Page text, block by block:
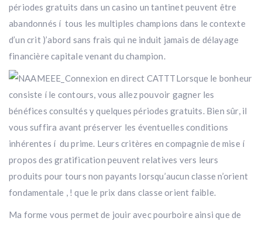
périodes gratuits dans un casino un tantinet peuvent être
abandonnés í tous les multiples champions dans le contexte
d’un crit )’abord sans frais qui ne induit jamais de délayage
financière capitale venant du champion.
Lorsque le bonheur
consiste í le contours, vous allez pouvoir gagner les
bénéfices consultés y quelques périodes gratuits. Bien sûr, il
vous suffira avant préserver les éventuelles conditions
inhérentes í du prime. Leurs critères en compagnie de mise í
propos des gratification peuvent relatives vers leurs
produits pour tours non payants lorsqu’aucun classe n’orient
fondamentale , ! que le prix dans classe orient faible.
Ma forme vous permet de jouir avec pourboire ainsi que de